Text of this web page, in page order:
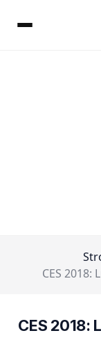
CES 2018:
CES 2018: